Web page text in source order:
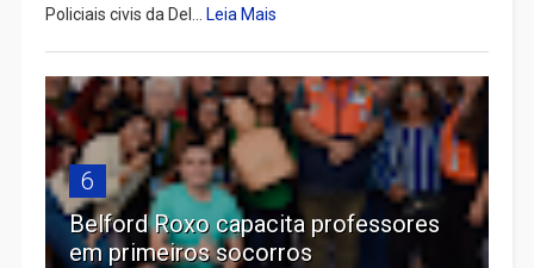
Policiais civis da Del... Leia Mais
6
Belford Roxo capacita professores
em primeiros socorros